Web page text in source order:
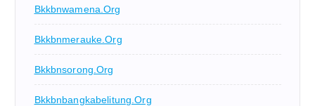
Bkkbnwamena.org
Bkkbnmerauke.org
Bkkbnsorong.org
Bkkbnbangkabelitung.org